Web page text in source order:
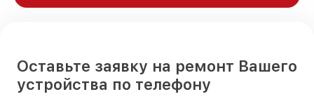
Оставьте заявку на ремонт Вашего
устройства по телефону